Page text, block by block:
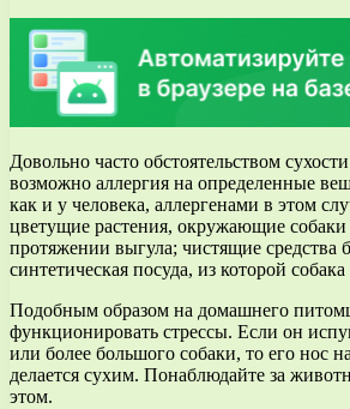
Довольно часто обстоятельством
возможно аллергия на определенные
как и у человека, аллергенами в этом
цветущие растения, окружающие собаки
протяжении выгула; чистящие средства
синтетическая посуда, из которой собака
Подобным образом на домашнего
функционировать стрессы. Если он
или более большого собаки, то его нос
делается сухим. Понаблюдайте за
этом.